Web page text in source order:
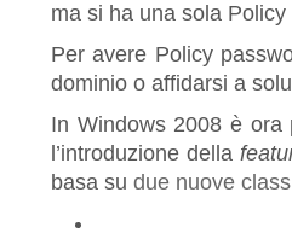
ma si ha una sola
Per avere Policy
dominio o affidarsi a
In Windows 2008 è ora
l’introduzione della
basa su due nuove